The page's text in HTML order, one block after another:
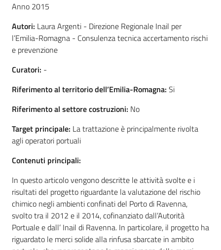
per
la
sicurezza
Ambiti
INAIL
Regione
Emilia-
Romagna
Anno 2015
Autori: Laura Argenti - Direzione Regionale Inail per
l’Emilia-Romagna - Consulenza tecnica accertamento rischi
e prevenzione
Curatori: -
Riferimento al territorio dell’Emilia-Romagna: Si
Riferimento al settore costruzioni: No
Target principale: La trattazione è principalmente rivolta
agli operatori portuali
Contenuti principali:
In questo articolo vengono descritte le attività svolte e i
risultati del progetto riguardante la valutazione del rischio
chimico negli ambienti confinati del Porto di Ravenna,
svolto tra il 2012 e il 2014, cofinanziato dall’Autorità
Portuale e dall’ Inail di Ravenna. In particolare, il progetto ha
riguardato le merci solide alla rinfusa sbarcate in ambito